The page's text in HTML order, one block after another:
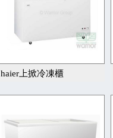
haier上掀冷凍櫃